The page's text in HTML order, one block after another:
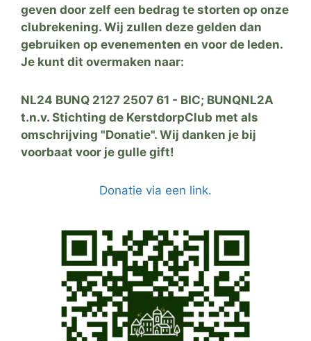
geven door zelf een bedrag te storten op onze
clubrekening. Wij zullen deze gelden dan
gebruiken op evenementen en voor de leden.
Je kunt dit overmaken naar:
NL24 BUNQ 2127 2507 61 - BIC; BUNQNL2A
t.n.v. Stichting de KerstdorpClub met als
omschrijving "Donatie". Wij danken je bij
voorbaat voor je gulle gift!
Donatie via een link.